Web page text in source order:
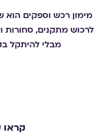
מימון רכש וספקים
לרכוש מתקנים, סחורות
מבלי להיתקל
קראו